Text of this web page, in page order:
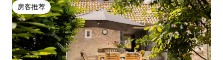
房客推荐
房客推荐